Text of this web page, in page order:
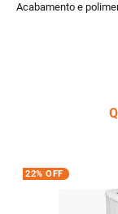
Acabamento e
22% OFF